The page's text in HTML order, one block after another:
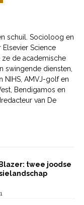
schuil. Socioloog en
Science
de academische
swingende diensten,
NIHS, AMVJ-golf en
Bendigamos en
van De
twee joodse
1